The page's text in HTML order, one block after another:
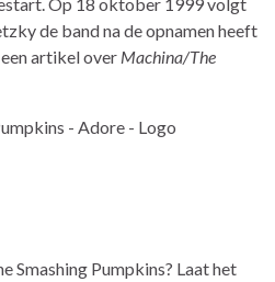
de band na de opnamen heeft
artikel over Machina/The
Smashing Pumpkins? Laat het